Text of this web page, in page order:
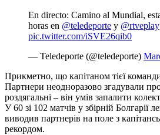
En directo: Camino al Mundial,
horas en @teledeporte y @rtveplay
pic.twitter.com/iSVE26qib0
— Teledeporte (@teledeporte)
Прикметно, що капітаном тієї
Партнери неодноразово згадували
роздягальні – він умів запалити
У 60 зі 102 матчів у збірній Болгарії
виводив партнерів на поле з
рекордом.